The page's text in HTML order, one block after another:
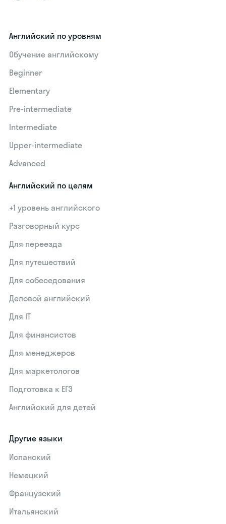
Английский по уровням
Обучение английскому
Beginner
Elementary
Pre-intermediate
Intermediate
Upper-intermediate
Advanced
Английский по целям
+1 уровень английского
Разговорный курс
Для переезда
Для путешествий
Для собеседования
Деловой английский
Для IT
Для финансистов
Для менеджеров
Для маркетологов
Подготовка к ЕГЭ
Английский для детей
Другие языки
Испанский
Немецкий
Французский
Итальянский